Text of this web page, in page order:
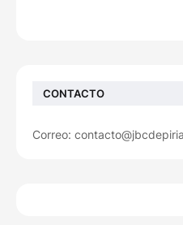
CONTACTO
Correo: